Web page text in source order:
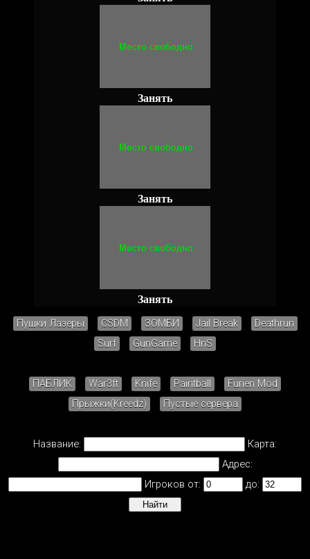
Занять
Занять
Занять
Пушки Лазеры CSDM ЗОМБИ Jail Break
Deathrun
Surf
GunGame HnS
ПАБЛИК War3ft Knife Paintball
Furien Mod
Прыжки(Kreedz)
Пустые сервера
Название:
Карта:
Адрес:
Игроков от:
до: